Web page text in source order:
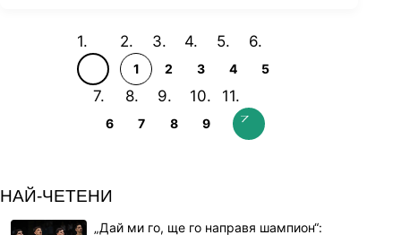
1 2 3 4 5
6 7 8 9
НАЙ-ЧЕТЕНИ
„Дай ми го, ще го направя шампион“: